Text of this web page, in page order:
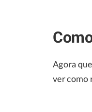
Agora
ver como